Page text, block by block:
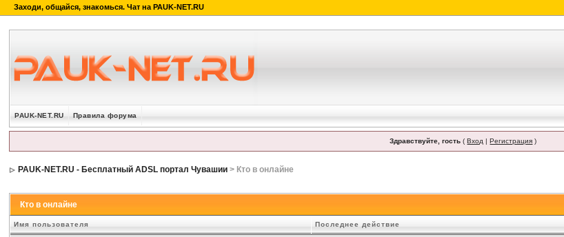
PAUK-NET.RU Правила форума
Здравствуйте, гость (Вход |Регистрация )
PAUK-NET.RU - Бесплатный ADSL портал Чувашии > Кто в онлайне
Кто в онлайне
Имя пользователя Последнее действие